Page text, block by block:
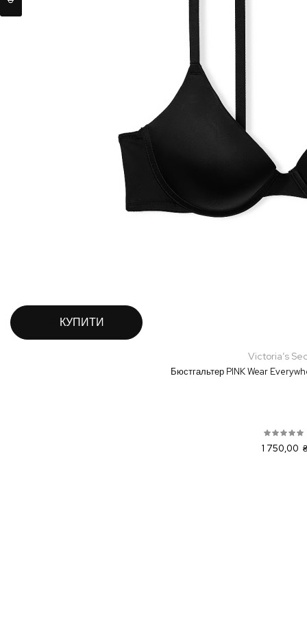
КУПИТИ
Victoria’s
Бюстгальтер PINK Wear
1 750,00 ₴